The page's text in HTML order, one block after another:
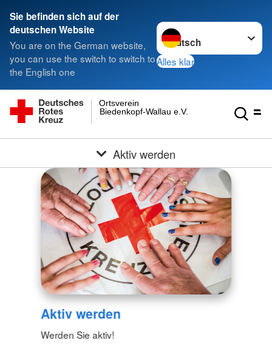
Sie befinden sich auf der
deutschen Website
You are on the German website,
you can use the switch to switch to
the English one
Sprache wechseln zu
Alles klar
Biedenkopf-Wallau e.V.
Ortsverein
Aktiv werden
Aktiv werden
Werden Sie aktiv!